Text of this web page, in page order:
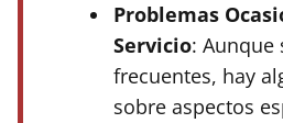
Problemas
Servicio: Aunque
frecuentes, hay
sobre aspectos